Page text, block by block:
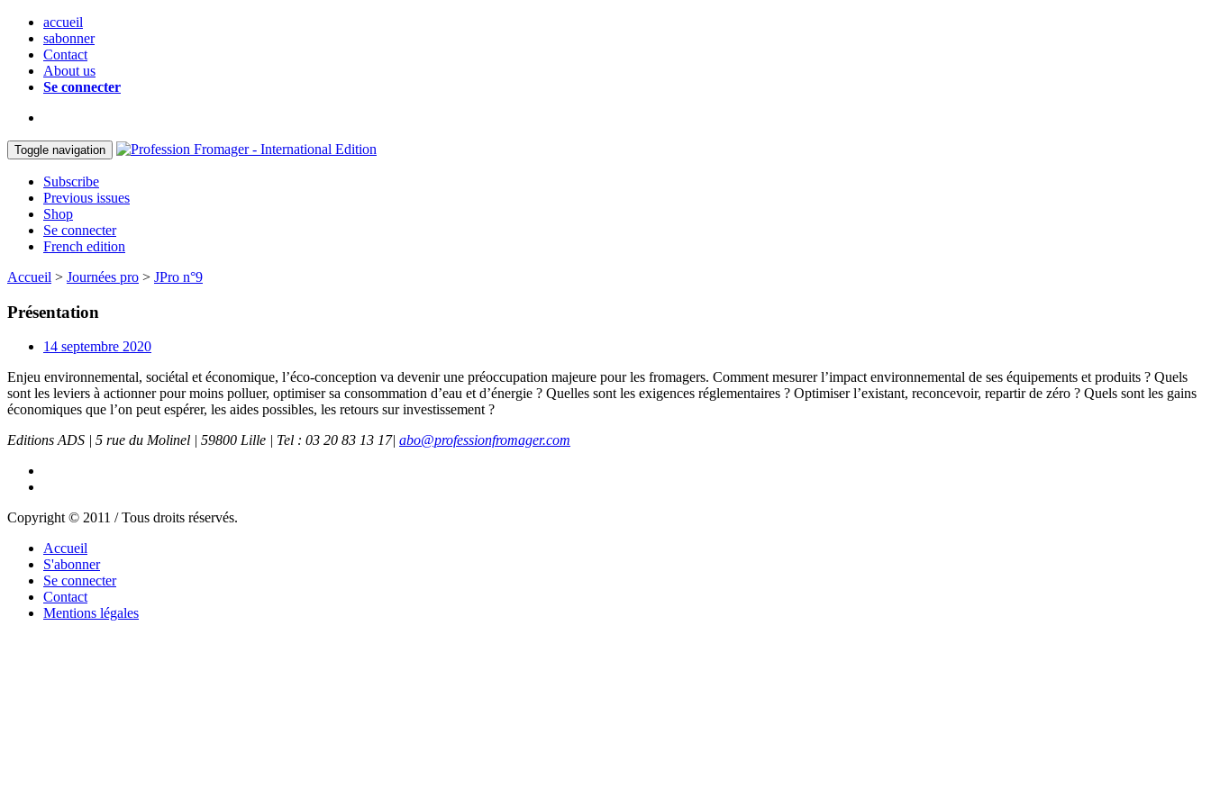
accueil
sabonner
Contact
About us
Se connecter
Toggle navigation
Subscribe
Previous issues
Shop
Se connecter
French edition
Accueil > Journées pro > JPro n°9
Présentation
14 septembre 2020
Enjeu environnemental, sociétal et économique, l’éco-conception va devenir une préoccupation majeure pour les fromagers. Comment mesurer l’impact environnemental de ses équipements et produits ? Quels
sont les leviers à actionner pour moins polluer, optimiser sa consommation d’eau et d’énergie ? Quelles sont les exigences réglementaires ? Optimiser l’existant, reconcevoir, repartir de zéro ? Quels sont les gains
économiques que l’on peut espérer, les aides possibles, les retours sur investissement ?
Editions ADS | 5 rue du Molinel | 59800 Lille | Tel : 03 20 83 13 17| abo@professionfromager.com
Copyright © 2011 / Tous droits réservés.
Accueil
S'abonner
Se connecter
Contact
Mentions légales